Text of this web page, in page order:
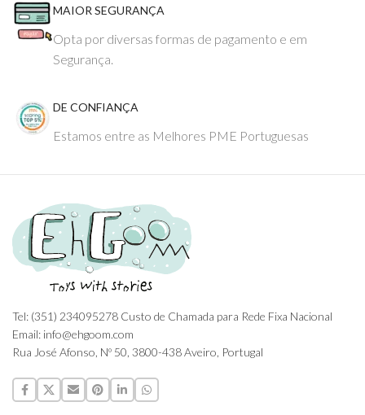
MAIOR SEGURANÇA
Opta por diversas formas de pagamento e em
Segurança.
DE CONFIANÇA
Estamos entre as Melhores PME Portuguesas
Tel: (351) 234095278 Custo de Chamada para Rede Fixa Nacional
Email: info@ehgoom.com
Rua José Afonso, Nº 50, 3800-438 Aveiro, Portugal